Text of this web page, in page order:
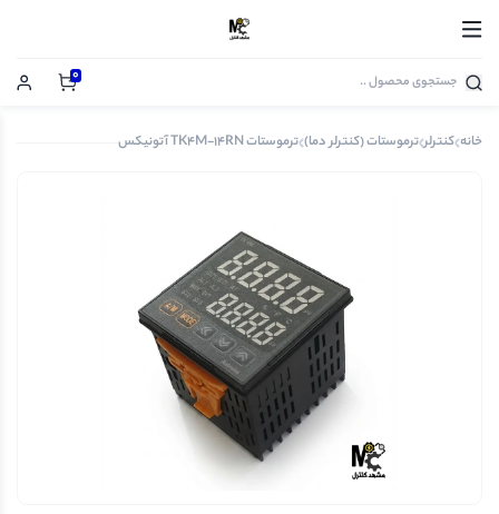
0
خانه کنترلر ترموستات (کنترلر دما) ترموستات TK4M-14RN آتونیکس